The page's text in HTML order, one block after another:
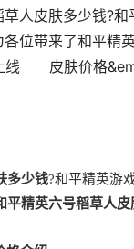
皮肤多少钱?和
各位带来了和平
皮肤价格&em,
多少钱?和平精英游
平精英六号稻草人